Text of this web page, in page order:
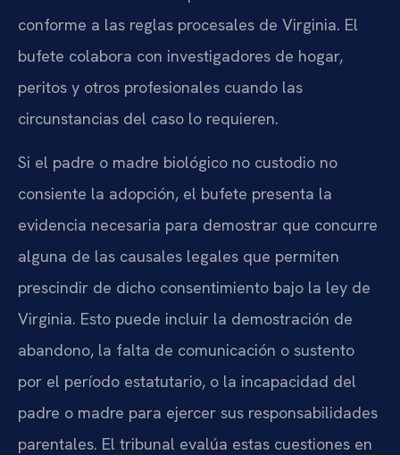
conforme a las reglas procesales de Virginia. El
bufete colabora con investigadores de hogar,
peritos y otros profesionales cuando las
circunstancias del caso lo requieren.
Si el padre o madre biológico no custodio no
consiente la adopción, el bufete presenta la
evidencia necesaria para demostrar que concurre
alguna de las causales legales que permiten
prescindir de dicho consentimiento bajo la ley de
Virginia. Esto puede incluir la demostración de
abandono, la falta de comunicación o sustento
por el período estatutario, o la incapacidad del
padre o madre para ejercer sus responsabilidades
parentales. El tribunal evalúa estas cuestiones en